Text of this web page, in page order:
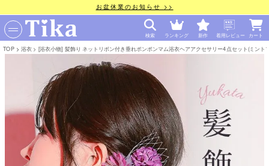
お盆休業のお知らせ >>
検索 ランキング 新作 着用レビュー カート
TOP 浴衣 [浴衣小物] 髪飾り ネットリボン付き垂れポンポンマム浴衣ヘアアクセサリー4点セット(ミント